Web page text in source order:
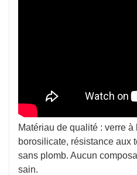
Matériau de qualité : verre à
borosilicate, résistance aux
sans plomb. Aucun
sain.